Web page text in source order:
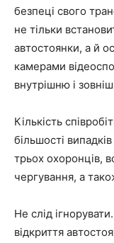
безпеці свого
не тільки
автостоянки, а й
камерами
внутрішню і
Кількість
більшості
трьох охоронців,
чергування, а
Не слід
відкриття